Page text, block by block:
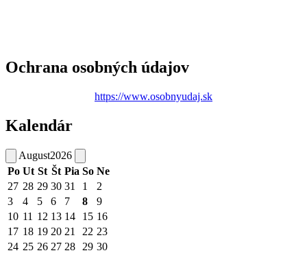
Ochrana osobných údajov
https://www.osobnyudaj.sk
Kalendár
August2026
Po Ut St Št Pia So Ne
27 28 29 30 31 1
2
3
4 5 6 7 8
9
10 11 12 13 14 15 16
17 18 19 20 21 22 23
24 25 26 27 28 29 30